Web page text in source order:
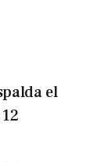
el